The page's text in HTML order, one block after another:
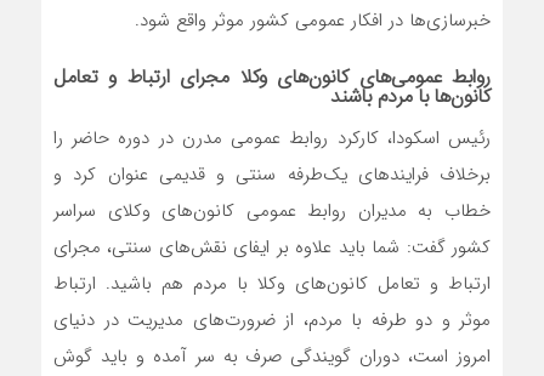
خبرسازی‌ها در افکار عمومی کشور موثر واقع شود.
روابط عمومی‌های کانون‌های وکلا مجرای ارتباط و تعامل
کانون‌ها با مردم باشند
رئیس اسکودا، کارکرد روابط عمومی مدرن در دوره حاضر را
برخلاف فرایندهای یک‌طرفه سنتی و قدیمی عنوان کرد و
خطاب به مدیران روابط عمومی کانون‌های وکلای سراسر
کشور گفت: شما باید علاوه بر ایفای نقش‌های سنتی، مجرای
ارتباط و تعامل کانون‌های وکلا با مردم هم باشید. ارتباط
موثر و دو طرفه با مردم، از ضرورت‌های مدیریت در دنیای
امروز است، دوران گویندگی صرف به سر آمده و باید گوش